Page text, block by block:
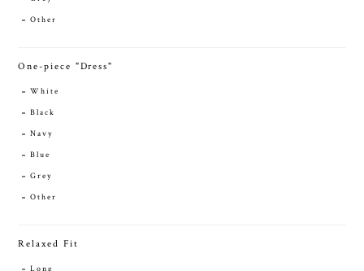
Other
One-piece "Dress"
White
Black
Navy
Blue
Grey
Other
Relaxed Fit